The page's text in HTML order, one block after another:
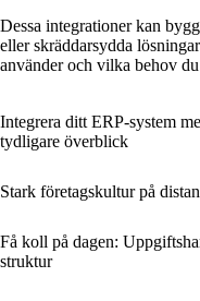
Dessa integrationer kan
eller skräddarsydda
använder och vilka behov du
Integrera ditt ERP-system
tydligare överblick
Stark företagskultur på
Få koll på dagen:
struktur